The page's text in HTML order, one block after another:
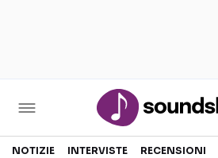
Sezioni
NOTIZIE INTERVISTE RECENSIONI